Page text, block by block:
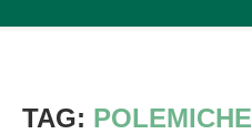
TAG: POLEMICHE